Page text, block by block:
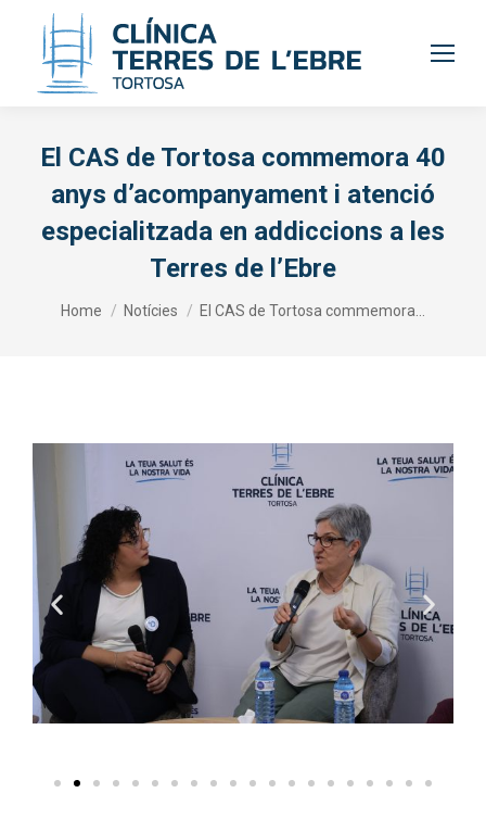
El CAS de Tortosa commemora 40
anys d’acompanyament i atenció
especialitzada en addiccions a les
Terres de l’Ebre
Home Notícies El CAS de Tortosa commemora…